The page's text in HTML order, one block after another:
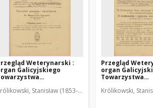
Weterynarski :
Galicyjskiego
poświęcone
Stanisław (1853-1924). Red.
Przegląd
organ
Towarzystwa
czasopismo
Królikowski,